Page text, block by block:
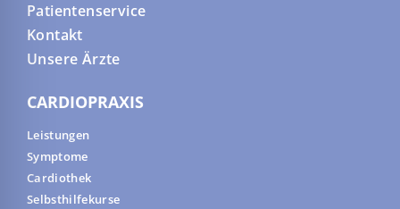
Patientenservice
Kontakt
Unsere Ärzte
CARDIOPRAXIS
Leistungen
Symptome
Cardiothek
Selbsthilfekurse